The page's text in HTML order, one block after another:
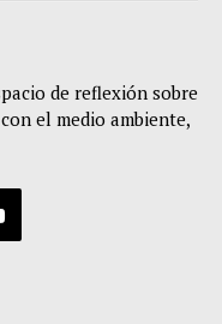
de reflexión sobre
el medio ambiente,